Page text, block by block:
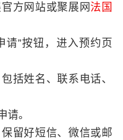
方网站或聚展网 法国
请”按钮，进入预约页
括姓名、联系电话、
请。
留好短信、微信或邮